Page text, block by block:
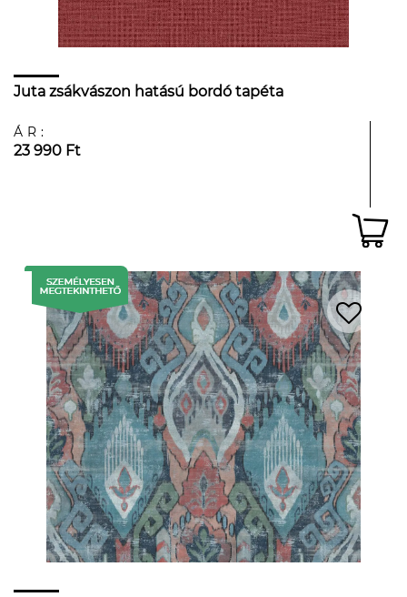
Juta zsákvászon hatású bordó tapéta
ÁR:
23 990 Ft